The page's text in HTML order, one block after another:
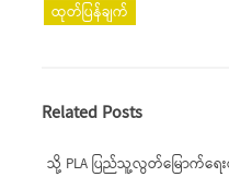
ထုတ်ပြန်ချက်
Related Posts
သို့ PLA ပြည်သူ့လွတ်မြောက်ရေ